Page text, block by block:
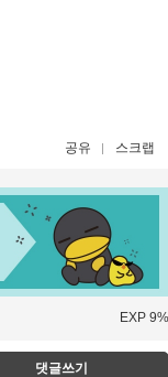
공유 스크랩
EXP 9%
댓글쓰기